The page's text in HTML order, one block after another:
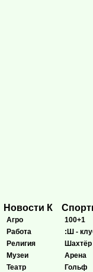
Новости К
Агро
Работа
Религия
Музеи
Театр
100+1
:Ш -
Шахтёр
Арена
Гольф